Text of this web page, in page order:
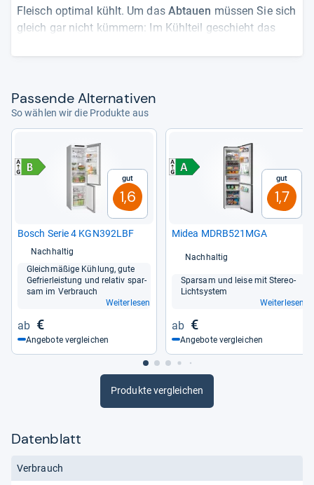
Fleisch optimal kühlt. Um das Abtauen müssen Sie sich
gleich gar nicht kümmern: Im Kühlteil geschieht das
Dieser ist laut Nutzerberichten aber
muss manuell wieder beendet werden.
vonMarguerita Fuller
Pas­sende Alter­na­ti­ven
So wählen wir die Produkte aus
Gut
1,6
Bosch Serie 4 KGN392LBF
Nachhaltig
Gleich­mä­ßige Küh­lung, gute
Gefrier­leis­tung und rela­tiv spar­
sam im Ver­brauch
Weiterlesen
€
Angebote vergleichen
Gut
1,7
Midea MDRB521MGA
Nachhaltig
Spar­sam und leise mit Ste­reo-​
Licht­sys­tem
Weiterlesen
€
Angebote vergleichen
Produkte vergleichen
Datenblatt
Verbrauch